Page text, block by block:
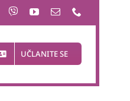
UČLANITE SE